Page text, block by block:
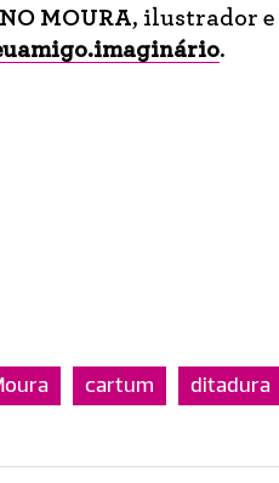
MOURA, ilustrador e
.
cartum ditadura